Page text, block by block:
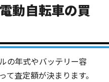
動自転車の買
の年式やバッテリー容
査定額が決まります。